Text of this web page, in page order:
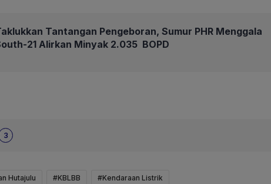
Tantangan Pengeboran, Sumur PHR Menggala
21 Alirkan Minyak 2.035 BOPD
3
Hutajulu #KBLBB #Kendaraan Listrik